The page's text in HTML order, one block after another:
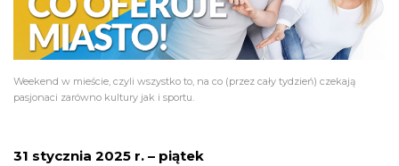
Weekend w mieście, czyli wszystko to, na co (przez cały tydzień) czekają
pasjonaci zarówno kultury jak i sportu.
31 stycznia 2025 r. – piątek